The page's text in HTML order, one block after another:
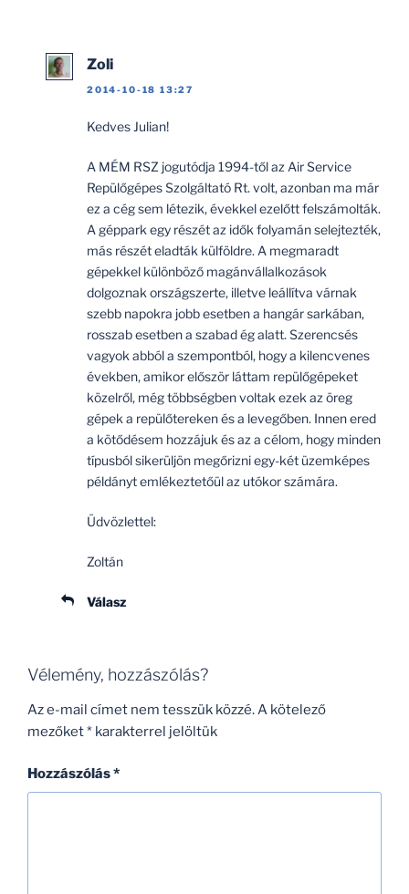
Zoli
2014-10-18 13:27
Kedves Julian!
A MÉM RSZ jogutódja 1994-től az Air Service
Repülőgépes Szolgáltató Rt. volt, azonban ma már
ez a cég sem létezik, évekkel ezelőtt felszámolták.
A géppark egy részét az idők folyamán selejtezték,
más részét eladták külföldre. A megmaradt
gépekkel különböző magánvállalkozások
dolgoznak országszerte, illetve leállítva várnak
szebb napokra jobb esetben a hangár sarkában,
rosszab esetben a szabad ég alatt. Szerencsés
vagyok abból a szempontból, hogy a kilencvenes
években, amikor először láttam repülőgépeket
közelről, még többségben voltak ezek az öreg
gépek a repülőtereken és a levegőben. Innen ered
a kötődésem hozzájuk és az a célom, hogy minden
típusból sikerüljön megőrizni egy-két üzemképes
példányt emlékeztetőül az utókor számára.
Üdvözlettel:
Zoltán
Válasz
Vélemény, hozzászólás?
Az e-mail címet nem tesszük közzé. A kötelező
mezőket* karakterrel jelöltük
Hozzászólás*